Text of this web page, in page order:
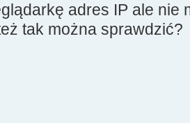
adres IP ale nie
tak można sprawdzić?